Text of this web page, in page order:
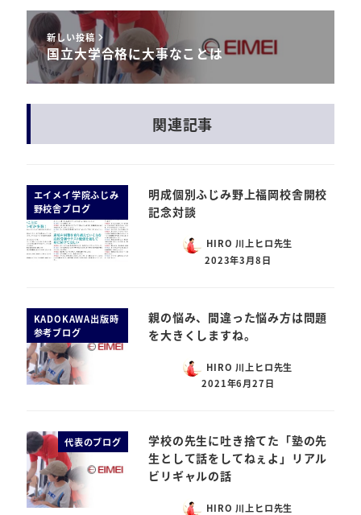
新しい投稿
国立大学合格に大事なことは
関連記事
エイメイ学院ふじみ
野校舎ブログ
明成個別ふじみ野上福岡校舎開校
記念対談
HIRO 川上ヒロ先生
2023年3月8日
KADOKAWA出版時
参考ブログ
親の悩み、間違った悩み方は問題
を大きくしますね。
HIRO 川上ヒロ先生
2021年6月27日
代表のブログ
学校の先生に吐き捨てた「塾の先
生として話をしてねぇよ」リアル
ビリギャルの話
HIRO 川上ヒロ先生